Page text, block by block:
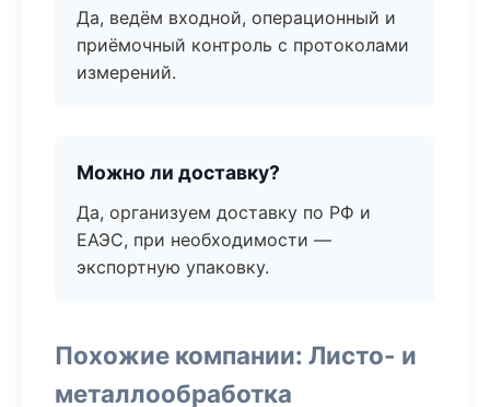
Да, ведём входной, операционный и
приёмочный контроль с протоколами
измерений.
Можно ли доставку?
Да, организуем доставку по РФ и
ЕАЭС, при необходимости —
экспортную упаковку.
Похожие компании: Листо- и
металлообработка